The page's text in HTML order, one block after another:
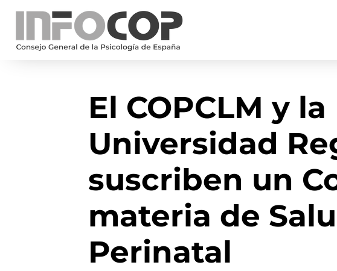
El COPCLM y la
Universidad
suscriben un
materia de
Perinatal